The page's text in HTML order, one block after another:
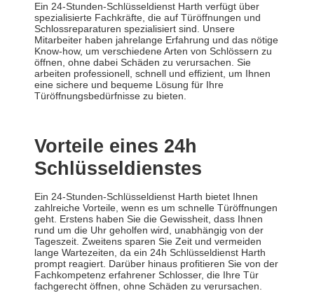
Ein 24-Stunden-Schlüsseldienst Harth verfügt über
spezialisierte Fachkräfte, die auf Türöffnungen und
Schlossreparaturen spezialisiert sind. Unsere
Mitarbeiter haben jahrelange Erfahrung und das nötige
Know-how, um verschiedene Arten von Schlössern zu
öffnen, ohne dabei Schäden zu verursachen. Sie
arbeiten professionell, schnell und effizient, um Ihnen
eine sichere und bequeme Lösung für Ihre
Türöffnungsbedürfnisse zu bieten.
Vorteile eines 24h
Schlüsseldienstes
Ein 24-Stunden-Schlüsseldienst Harth bietet Ihnen
zahlreiche Vorteile, wenn es um schnelle Türöffnungen
geht. Erstens haben Sie die Gewissheit, dass Ihnen
rund um die Uhr geholfen wird, unabhängig von der
Tageszeit. Zweitens sparen Sie Zeit und vermeiden
lange Wartezeiten, da ein 24h Schlüsseldienst Harth
prompt reagiert. Darüber hinaus profitieren Sie von der
Fachkompetenz erfahrener Schlosser, die Ihre Tür
fachgerecht öffnen, ohne Schäden zu verursachen.